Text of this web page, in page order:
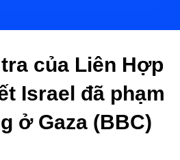
của Liên Hợp
Israel đã phạm
ở Gaza (BBC)